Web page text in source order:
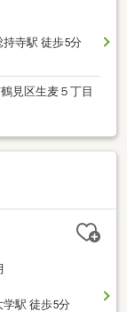
寺駅 徒歩5分
見区生麦５丁目
駅 徒歩5分